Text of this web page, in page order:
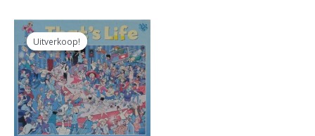
Uitverkoop!
Uitverkoop!
Oorspronkelijke
prijs
was:
€5,00.
Huidige
prijs
is:
€4,00.